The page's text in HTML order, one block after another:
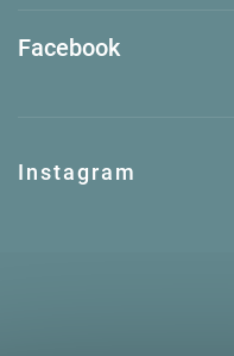
Facebook
Instagram